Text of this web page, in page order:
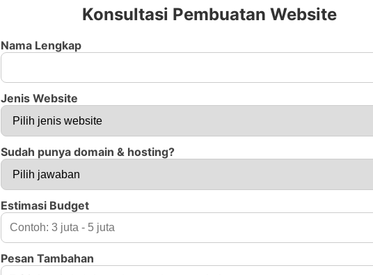
Konsultasi Pembuatan Website
Nama Lengkap
Jenis Website
Sudah punya domain & hosting?
Estimasi Budget
Pesan Tambahan